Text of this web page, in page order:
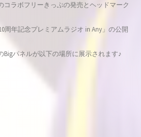
コラボフリーきっぷの発売とヘッドマーク
周年記念プレミアムラジオ in Any」の公開
Bigパネルが以下の場所に展示されます♪